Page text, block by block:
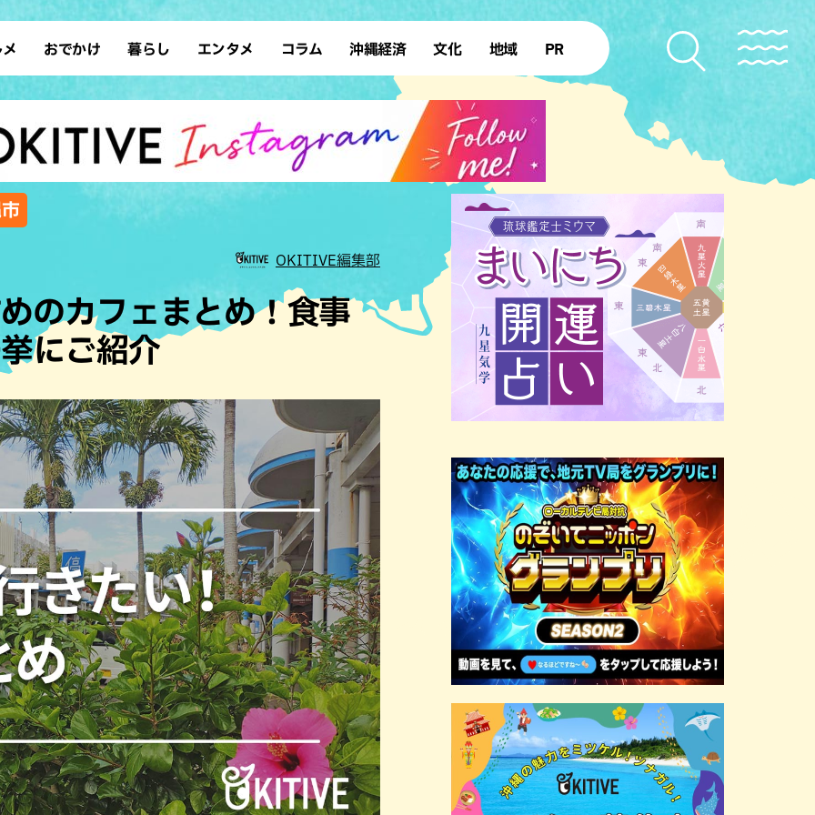
ン 沖縄そば
ウト カフェ
和食・日本料理
理 アジア・エスニック
・焼肉 焼鳥・串料理
肉料理 居酒屋・バー
イキング
カレー
ガー タコス・タコライス
おでかけ
デート ドライブ
散歩 ソロ活
体験
サウナ 公園
沖縄の海
暮らし
レシピ SDGs
ファッション ローカルニュース
沖縄移住 沖縄旧暦行事
エンタメ
スポーツ 占い
タレント・芸人 テレビ
コラム 沖縄経済 文化
復帰50年
地域
本島北部
本島南部 先島諸島
北部離島
PR
OKITIVE編集部
のカフェまとめ！食事
にご紹介